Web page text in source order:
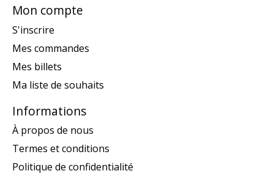
Mon compte
S'inscrire
Mes commandes
Mes billets
Ma liste de souhaits
Informations
À propos de nous
Termes et conditions
Politique de confidentialité